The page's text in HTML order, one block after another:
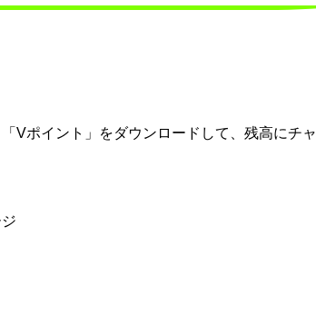
Vポイント」をダウンロードして、残高にチャ